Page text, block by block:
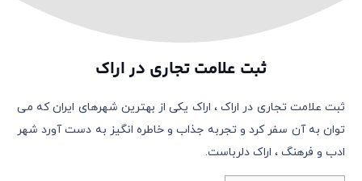
ثبت علامت تجاری در اراک
ثبت علامت تجاری در اراک ، اراک یکی از بهترین شهرهای ایران که می
توان به آن سفر کرد و تجربه جذاب و خاطره انگیز به دست آورد شهر
ادب و فرهنگ ، اراک دلرباست.